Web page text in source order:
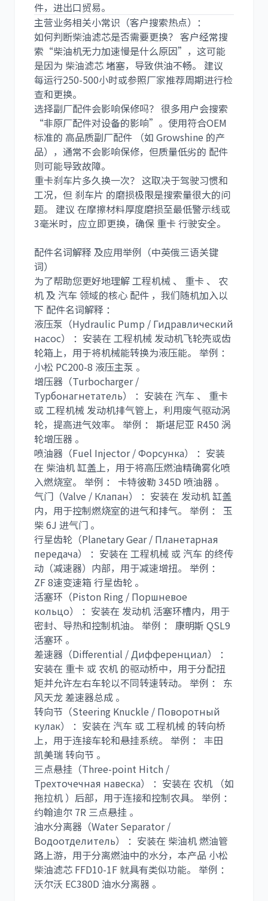
尼桑 依维柯
件，进出口贸易。
主营业务相关小常识（客户搜索热点）：
如何判断柴油滤芯是否需要更换？ 客户经常搜
索“柴油机无力加速慢是什么原因”，这可能
是因为 柴油滤芯 堵塞，导致供油不畅。 建议
每运行250-500小时或参照厂家推荐周期进行检
查和更换。
选择副厂配件会影响保修吗？ 很多用户会搜索
“非原厂配件对设备的影响”。使用符合OEM
标准的 高品质副厂配件 （如 Growshine 的产
品），通常不会影响保修，但质量低劣的 配件
则可能导致故障。
重卡刹车片多久换一次？ 这取决于驾驶习惯和
工况，但 刹车片 的磨损极限是搜索量很大的问
题。 建议 在摩擦材料厚度磨损至最低警示线或
3毫米时，应立即更换，确保 重卡 行驶安全。
配件名词解释 及应用举例（中英俄三语关键
词）
为了帮助您更好地理解 工程机械 、 重卡 、 农
机 及 汽车 领域的核心 配件 ，我们随机加入以
下 配件名词解释 ：
液压泵（Hydraulic Pump / Гидравлический
насос） ：安装在 工程机械 发动机飞轮壳或齿
轮箱上，用于将机械能转换为液压能。 举例 ：
小松 PC200-8 液压主泵 。
增压器（Turbocharger /
Турбонагнетатель） ：安装在 汽车 、 重卡
或 工程机械 发动机排气管上，利用废气驱动涡
轮，提高进气效率。 举例 ： 斯堪尼亚 R450 涡
轮增压器 。
喷油器（Fuel Injector / Форсунка） ：安装
在 柴油机 缸盖上，用于将高压燃油精确雾化喷
入燃烧室。 举例 ： 卡特彼勒 345D 喷油器 。
气门（Valve / Клапан） ：安装在 发动机 缸盖
内，用于控制燃烧室的进气和排气。 举例 ： 玉
柴 6J 进气门 。
行星齿轮（Planetary Gear / Планетарная
передача） ：安装在 工程机械 或 汽车 的终传
动（减速器）内部，用于减速增扭。 举例 ：
ZF 8速变速箱 行星齿轮 。
活塞环（Piston Ring / Поршневое
кольцо） ：安装在 发动机 活塞环槽内，用于
密封、导热和控制机油。 举例 ： 康明斯 QSL9
活塞环 。
差速器（Differential / Дифференциал） ：
安装在 重卡 或 农机 的驱动桥中，用于分配扭
矩并允许左右车轮以不同转速转动。 举例 ： 东
风天龙 差速器总成 。
转向节（Steering Knuckle / Поворотный
кулак） ：安装在 汽车 或 工程机械 的转向桥
上，用于连接车轮和悬挂系统。 举例 ： 丰田
凯美瑞 转向节 。
三点悬挂（Three-point Hitch /
Трехточечная навеска） ：安装在 农机 （如
拖拉机 ）后部，用于连接和控制农具。 举例 ：
约翰迪尔 7R 三点悬挂 。
油水分离器（Water Separator /
Водоотделитель） ：安装在 柴油机 燃油管
路上游，用于分离燃油中的水分，本产品 小松
柴油滤芯 FFD10-1F 就具有类似功能。 举例 ：
沃尔沃 EC380D 油水分离器 。